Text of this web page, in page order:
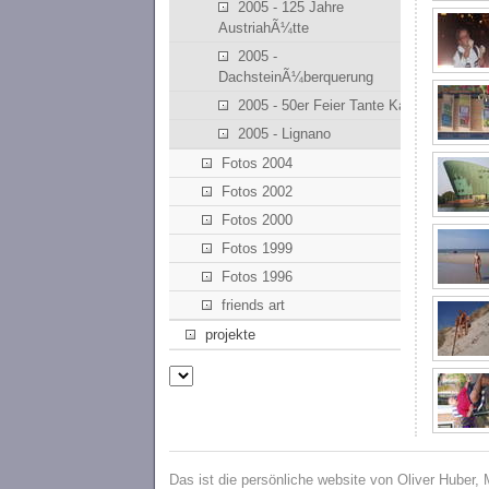
2005 - 125 Jahre
AustriahÃ¼tte
2005 -
DachsteinÃ¼berquerung
2005 - 50er Feier Tante Kathi
2005 - Lignano
Fotos 2004
Fotos 2002
Fotos 2000
Fotos 1999
Fotos 1996
friends art
projekte
Das ist die persönliche website von Oliver Huber,